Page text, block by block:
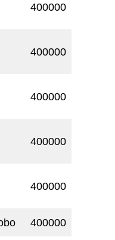
400000
400000
400000
400000
400000
400000